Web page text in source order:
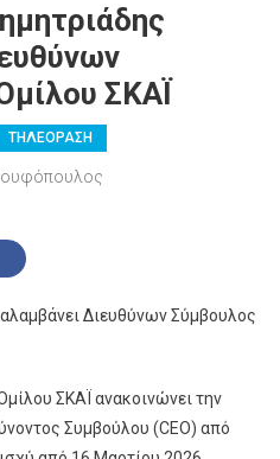
ΣΚΑΪ
ΤΗΛΕΟΡΑΣΗ
Διευθύνων Σύμβουλος
ΣΚΑΪ ανακοινώνει την
Συμβούλου (CEO) από